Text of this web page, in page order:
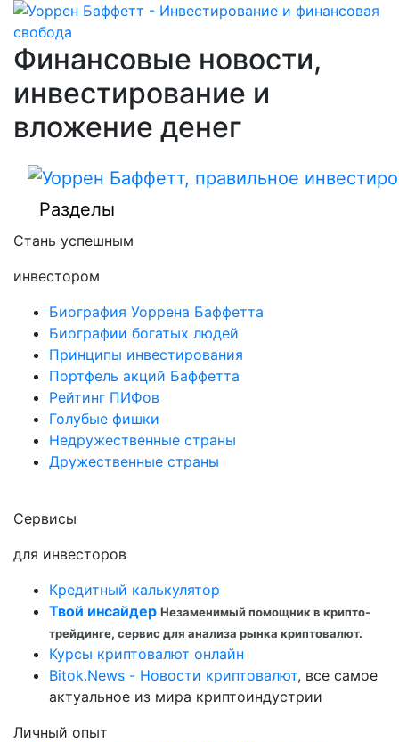
Финансовые новости,
инвестирование и
вложение денег
Разделы
Стань успешным
инвестором
Биография Уоррена Баффетта
Биографии богатых людей
Принципы инвестирования
Портфель акций Баффетта
Рейтинг ПИФов
Голубые фишки
Недружественные страны
Дружественные страны
Сервисы
для инвесторов
Кредитный калькулятор
Твой инсайдер Незаменимый помощник в крипто-
трейдинге, сервис для анализа рынка криптовалют.
Курсы криптовалют онлайн
Bitok.News - Новости криптовалют, все самое
актуальное из мира криптоиндустрии
Личный опыт